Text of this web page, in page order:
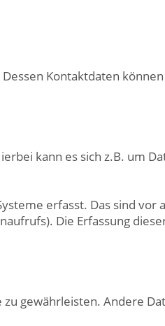
Kontaktdaten können
kann es sich z.B. um
erfasst. Das sind vor
Die Erfassung
gewährleisten. Andere